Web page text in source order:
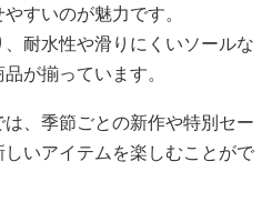
すいのが魅力です。
耐水性や滑りにくいソールな
が揃っています。
、季節ごとの新作や特別セー
いアイテムを楽しむことがで